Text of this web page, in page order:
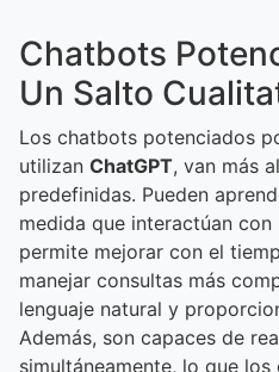
Chatbots
Un Salto
Los chatbots potenciados
utilizan ChatGPT, van más
predefinidas. Pueden
medida que interactúan
permite mejorar con el
manejar consultas más
lenguaje natural y
Además, son capaces de
simultáneamente, lo que